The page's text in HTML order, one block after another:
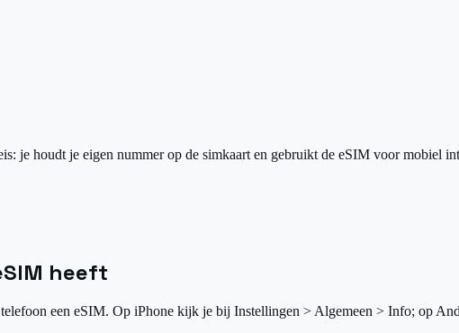
je houdt je eigen nummer op de simkaart en gebruikt de eSIM voor mobiel
heeft
een eSIM. Op iPhone kijk je bij Instellingen > Algemeen > Info; op